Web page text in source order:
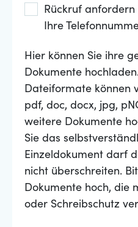
Rückruf anfordern
Ihre
Hier können Sie ihre
Dokumente
Dateiformate können
pdf, doc, docx, jpg,
weitere Dokumente
Sie das
Einzeldokument darf
nicht überschreiten.
Dokumente hoch, die
oder Schreibschutz